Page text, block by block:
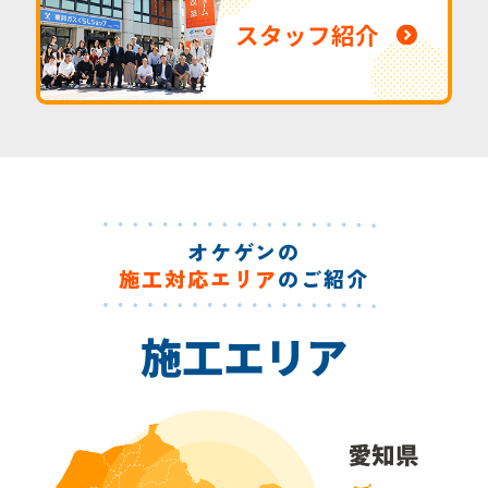
スタッフ紹介
オケゲンの
施工対応エリアのご紹介
施工エリア